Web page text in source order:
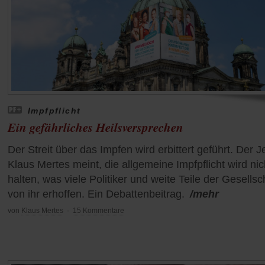
Impfpflicht
Ein gefährliches Heilsversprechen
Der Streit über das Impfen wird erbittert geführt. Der
Klaus Mertes meint, die allgemeine Impfpflicht wird
halten, was viele Politiker und weite Teile der
von ihr erhoffen. Ein Debattenbeitrag. /mehr
von Klaus Mertes 15 Kommentare